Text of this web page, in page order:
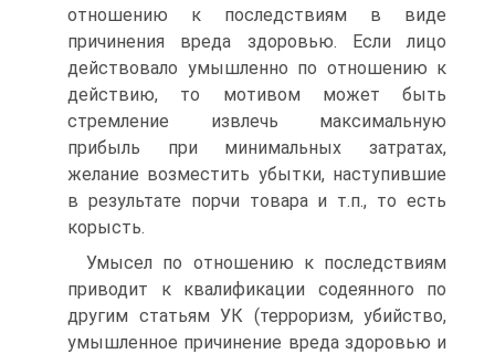
отношению к последствиям в виде
причинения вреда здоровью. Если лицо
действовало умышленно по отношению к
действию, то мотивом может быть
стремление извлечь максимальную
прибыль при минимальных затратах,
желание возместить убытки, наступившие
в результате порчи товара и т.п., то есть
корысть.
Умысел по отношению к последствиям
приводит к квалификации содеянного по
другим статьям УК (терроризм, убийство,
умышленное причинение вреда здоровью и